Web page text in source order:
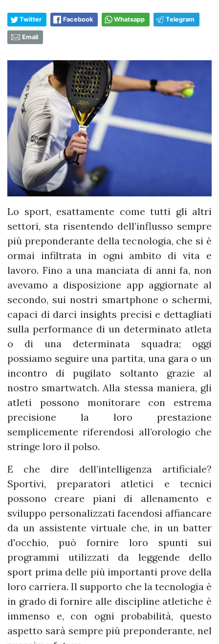
Twitter Facebook Whatsapp Telegram
Email
Lo sport, esattamente come tutti gli altri
settori, sta risentendo dell’influsso sempre
più preponderante della tecnologia, che si è
ormai infiltrata in ogni ambito di vita e
lavoro. Fino a una manciata di anni fa, non
avevamo a disposizione app aggiornate al
secondo, sui nostri smartphone o schermi,
capaci di darci insights precisi e dettagliati
sulla performance di un determinato atleta
o di una determinata squadra; oggi
possiamo seguire una partita, una gara o un
incontro di pugilato soltanto grazie al
nostro smartwatch. Alla stessa maniera, gli
atleti possono monitorare con estrema
precisione la loro prestazione
semplicemente riferendosi all’orologio che
stringe loro il polso.
E che dire dell’intelligenza artificiale?
Sportivi, preparatori atletici e tecnici
possono creare piani di allenamento e
sviluppo personalizzati facendosi affiancare
da un assistente virtuale che, in un batter
d'occhio, può fornire loro spunti sui
programmi utilizzati da leggende dello
sport prima delle più importanti prove della
loro carriera. Il supporto che la tecnologia è
in grado di fornire alle discipline atletiche è
immenso e, con ogni probabilità, questo
aspetto sarà sempre più preponderante, nel